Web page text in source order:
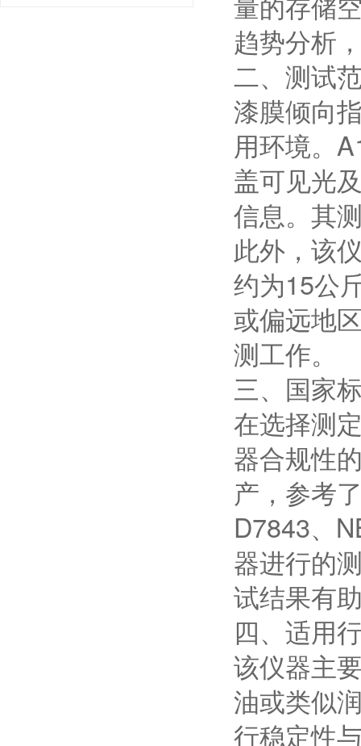
趋势分析
二、测试
漆膜倾向
用环境。
盖可见光
信息。其
此外，该
约为15公
或偏远地
测工作。
三、国家
在选择测
器合规性
产，参考
D7843、
器进行的
试结果有
四、适用
该仪器主
油或类似
行稳定性